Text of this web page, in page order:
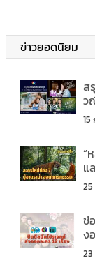
ข่าวยอดนิยม
ส
ว
“
แ
ช่
ง